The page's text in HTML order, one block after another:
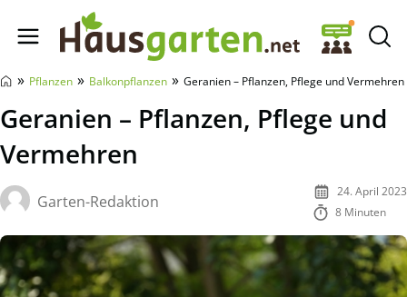
Hausgarten.net
» Pflanzen » Balkonpflanzen » Geranien – Pflanzen, Pflege und Vermehren
Geranien – Pflanzen, Pflege und
Vermehren
Garten-Redaktion
24. April 2023
8 Minuten